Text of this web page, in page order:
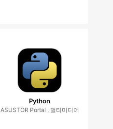
Python
ASUSTOR Portal , 멀티미디어